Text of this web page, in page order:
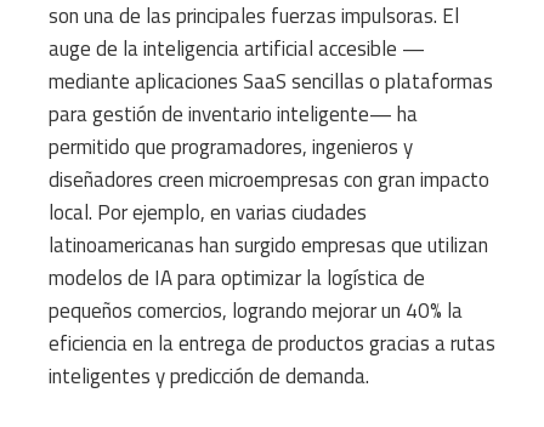
son una de las principales fuerzas impulsoras. El
auge de la inteligencia artificial accesible —
mediante aplicaciones SaaS sencillas o plataformas
para gestión de inventario inteligente— ha
permitido que programadores, ingenieros y
diseñadores creen microempresas con gran impacto
local. Por ejemplo, en varias ciudades
latinoamericanas han surgido empresas que utilizan
modelos de IA para optimizar la logística de
pequeños comercios, logrando mejorar un 40% la
eficiencia en la entrega de productos gracias a rutas
inteligentes y predicción de demanda.